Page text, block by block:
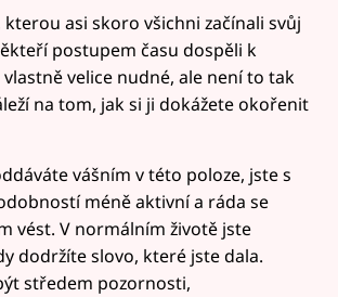
kterou asi skoro všichni začínali svůj
postupem času dospěli k
velice nudné, ale není to tak
na tom, jak si ji dokážete okořenit
vášním v této poloze, jste s
méně aktivní a ráda se
vést. V normálním životě jste
dodržíte slovo, které jste dala.
středem pozornosti,